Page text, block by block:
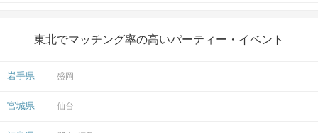
東北でマッチング率の高いパーティー・イベント
岩手県 盛岡
宮城県 仙台